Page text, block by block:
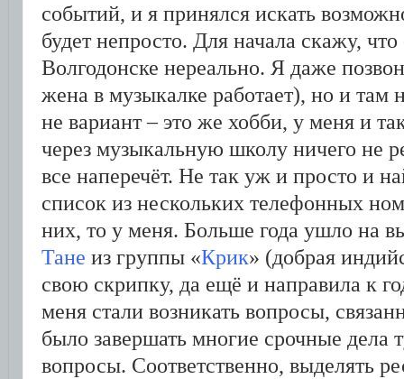
событий, и я принялся искать
будет непросто. Для начала скажу,
Волгодонске нереально. Я даже
жена в музыкалке работает), но и там
не вариант – это же хобби, у меня и
через музыкальную школу ничего не
все наперечёт. Не так уж и просто и
список из нескольких телефонных
них, то у меня. Больше года ушло на
Тане из группы «Крик» (добрая
свою скрипку, да ещё и направила к
меня стали возникать вопросы,
было завершать многие срочные дела
вопросы. Соответственно, выделять